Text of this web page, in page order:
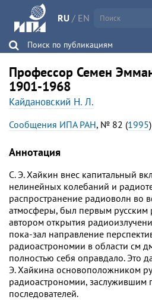
RU / EN
Поиск по публикациям
Профессор Семен
1901-1968
Кайдановский Н. Л.
Сообщения ИПА РАН, № 82 (1995)
Аннотация
С. Э. Хайкин внес капитальный
нелинейных колебаний и
распространение радиоволн во
атмосферы, был первым русским
автором открытия
пока-зал направление
радиоастрономии в области см
полностью себя оправдало. Это
Э. Хайкина основоположником
радиоастрономии, заслужившим
последователей.